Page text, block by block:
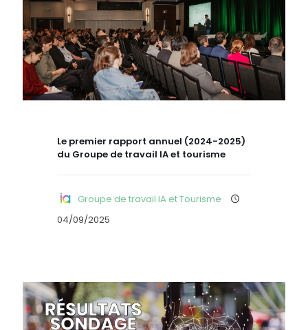
Le premier rapport annuel (2024-2025)
du Groupe de travail IA et tourisme
Groupe de travail IA et Tourisme
04/09/2025